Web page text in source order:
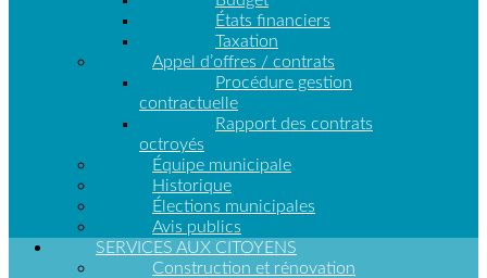
Urbanisme
Demande de
dérogation
Comité
consultatif
d’urbanisme
Règlements et
Achat de
terrain
États financiers
Taxation
Appel d’offres / contrats
Procédure gestion
contractuelle
Rapport des contrats
octroyés
Équipe municipale
Historique
Élections municipales
Avis publics
SERVICES AUX CITOYENS
Construction et rénovation